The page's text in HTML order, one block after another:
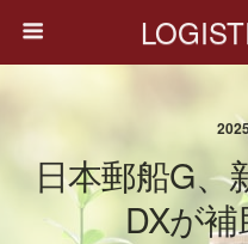
日本郵船G、
DXが